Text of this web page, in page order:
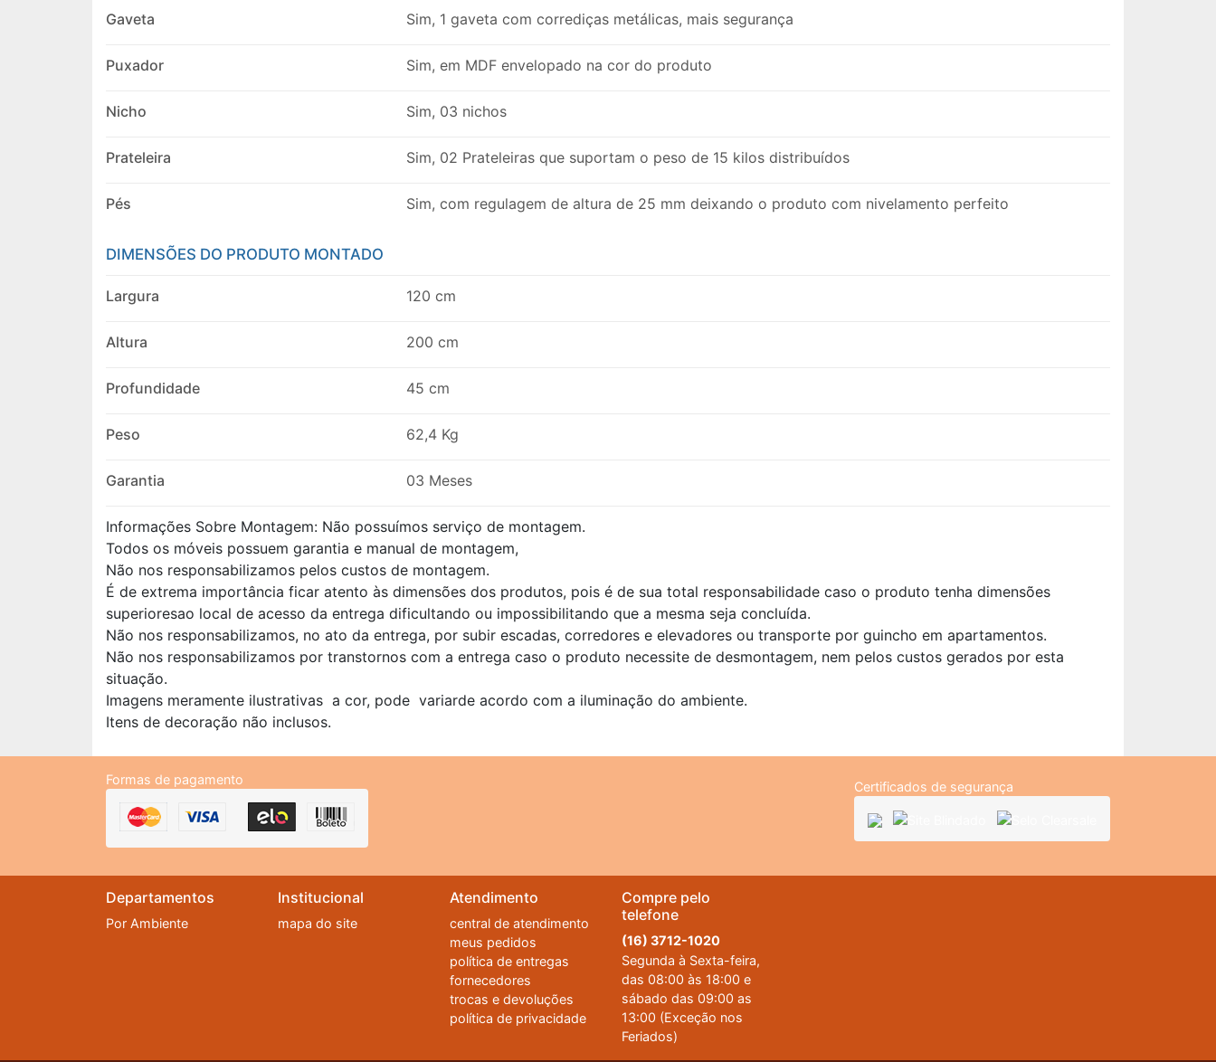
Gaveta Sim, 1 gaveta com corrediças metálicas, mais segurança
Puxador Sim, em MDF envelopado na cor do produto
Nicho Sim, 03 nichos
Prateleira Sim, 02 Prateleiras que suportam o peso de 15 kilos distribuídos
Pés Sim, com regulagem de altura de 25 mm deixando o produto com nivelamento perfeito
DIMENSÕES DO PRODUTO MONTADO
Largura 120 cm
Altura 200 cm
Profundidade 45 cm
Peso 62,4 Kg
Garantia 03 Meses
Informações Sobre Montagem: Não possuímos serviço de montagem.
Todos os móveis possuem garantia e manual de montagem,
Não nos responsabilizamos pelos custos de montagem.
É de extrema importância ficar atento às dimensões dos produtos, pois é de sua total responsabilidade caso o produto tenha dimensões
superioresao local de acesso da entrega dificultando ou impossibilitando que a mesma seja concluída.
Não nos responsabilizamos, no ato da entrega, por subir escadas, corredores e elevadores ou transporte por guincho em apartamentos.
Não nos responsabilizamos por transtornos com a entrega caso o produto necessite de desmontagem, nem pelos custos gerados por esta
situação.
Imagens meramente ilustrativas a cor, pode variarde acordo com a iluminação do ambiente.
Itens de decoração não inclusos.
Formas de pagamento Certificados de segurança
Departamentos
Por Ambiente
Institucional
mapa do site
Atendimento
central de atendimento
meus pedidos
política de entregas
fornecedores
trocas e devoluções
política de privacidade
Compre pelo
telefone
(16) 3712-1020
Segunda à Sexta-feira,
das 08:00 às 18:00 e
sábado das 09:00 as
13:00 (Exceção nos
Feriados)